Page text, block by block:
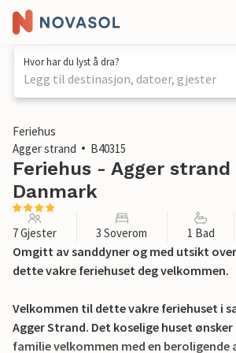
Hvor har du lyst å dra?
Legg til destinasjon, datoer, gjester
1 / 25
Feriehus
Agger strand
B40315
Feriehus - Agger strand
Danmark
7 Gjester 3 Soverom 1 Bad
Omgitt av sanddyner og med utsikt
dette vakre feriehuset deg velkommen.
Velkommen til dette vakre feriehuset i
Agger Strand. Det koselige huset
familie velkommen med en